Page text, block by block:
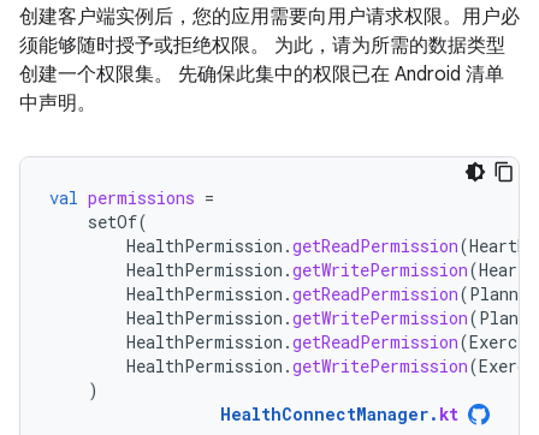
创建客户端实例后，您的应用需要向用户请求权限。用户必
须能够随时授予或拒绝权限。 为此，请为所需的数据类型
创建一个权限集。 先确保此集中的权限已在 Android 清单
中声明。
val permissions =
setOf(
HealthPermission .getReadPermission(
HealthPermission .getWritePermission(
HealthPermission .getReadPermission(
HealthPermission .getWritePermission(
HealthPermission .getReadPermission(
HealthPermission .getWritePermission(
)
HealthConnectManager. kt